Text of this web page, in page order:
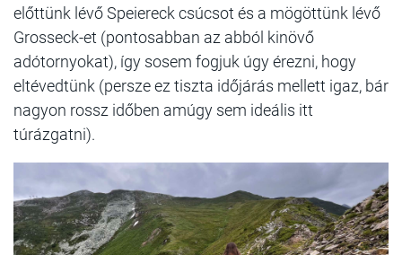
előttünk lévő Speiereck csúcsot és a mögöttünk lévő
Grosseck-et (pontosabban az abból kinövő
adótornyokat), így sosem fogjuk úgy érezni, hogy
eltévedtünk (persze ez tiszta időjárás mellett igaz, bár
nagyon rossz időben amúgy sem ideális itt
túrázgatni).